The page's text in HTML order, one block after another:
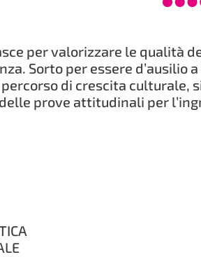
per valorizzare le qualità
Sorto per essere
di crescita culturale,
prove attitudinali per